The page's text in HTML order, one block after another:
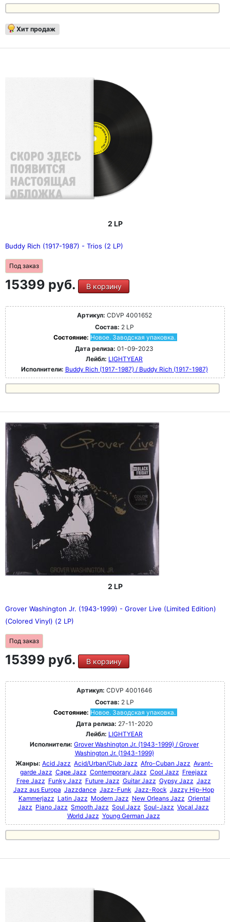
Хит продаж
2 LP
Buddy Rich (1917-1987) - Trios (2 LP)
Под заказ
15399 руб. В корзину
Артикул: CDVP 4001652
Состав: 2 LP
Состояние: Новое. Заводская упаковка.
Дата релиза: 01-09-2023
Лейбл: LIGHTYEAR
Исполнители: Buddy Rich (1917-1987) / Buddy Rich (1917-1987)
2 LP
Grover Washington Jr. (1943-1999) - Grover Live (Limited Edition)
(Colored Vinyl) (2 LP)
Под заказ
15399 руб. В корзину
Артикул: CDVP 4001646
Состав: 2 LP
Состояние: Новое. Заводская упаковка.
Дата релиза: 27-11-2020
Лейбл: LIGHTYEAR
Исполнители: Grover Washington Jr. (1943-1999) / Grover
Washington Jr. (1943-1999)
Жанры: Acid Jazz Acid/Urban/Club Jazz Afro-Cuban Jazz Avant-
garde Jazz Cape Jazz Contemporary Jazz Cool Jazz Freejazz
Free Jazz Funky Jazz Future Jazz Guitar Jazz Gypsy Jazz Jazz
Jazz aus Europa Jazzdance Jazz-Funk Jazz-Rock Jazzy Hip-Hop
Kammerjazz Latin Jazz Modern Jazz New Orleans Jazz Oriental
Jazz Piano Jazz Smooth Jazz Soul Jazz Soul-Jazz Vocal Jazz
World Jazz Young German Jazz